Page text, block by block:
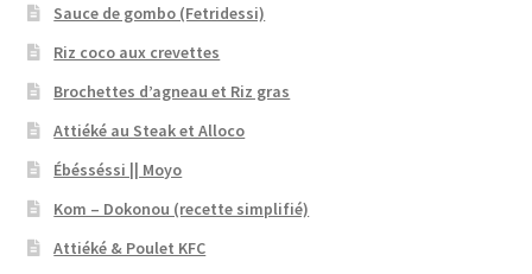
Sauce de gombo (Fetridessi)
Riz coco aux crevettes
Brochettes d’agneau et Riz gras
Attiéké au Steak et Alloco
Ébésséssi || Moyo
Kom – Dokonou (recette simplifié)
Attiéké & Poulet KFC